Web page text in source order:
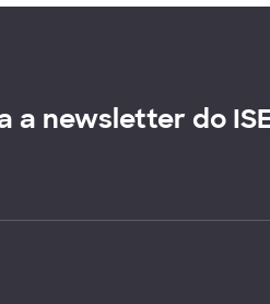
a newsletter do